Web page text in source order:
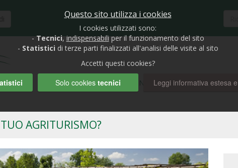
HOME BIOLAGHI E GIARDINI RUBRICHE AUTORI
AGRITURISMO?
Questo sito utilizza i cookies
I cookies utilizzati sono:
-Tecnici,indispensabiliper il funzionamento del sito
- Statistici di terze parti finalizzati all'analisi delle visite al sito
Accetti questi cookies?
Solo cookies tecnici Leggi informativa estesa